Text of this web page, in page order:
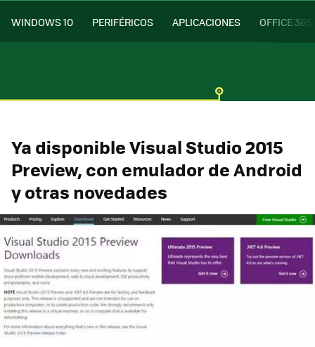
WINDOWS 10 PERIFÉRICOS APLICACIONES OFFICE 365
Ya disponible Visual Studio 2015
Preview, con emulador de Android
y otras novedades